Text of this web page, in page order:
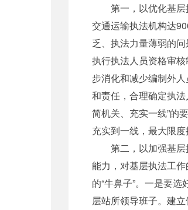
第一，以优化基层
交通运输执法机构达
乏、执法力量薄弱的
执行执法人员资格审
步消化和减少编制外
和责任，合理确定执
简机关、充实一线”的
充实到一线，最大限
第二，以加强基层
能力，对基层执法工
的“牛鼻子”。一是要
层站所领导班子。建